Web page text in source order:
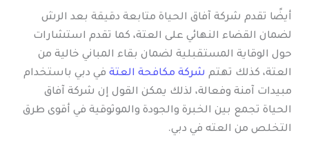
أيضًا تقدم شركة آفاق الحياة متابعة دقيقة بعد الرش
لضمان القضاء النهائي على العتة، كما تقدم استشارات
حول الوقاية المستقبلية لضمان بقاء المباني خالية من
العتة، كذلك تهتم شركة مكافحة العتة في دبي باستخدام
مبيدات آمنة وفعالة، لذلك يمكن القول إن شركة آفاق
الحياة تجمع بين الخبرة والجودة والموثوقية في أقوى طرق
التخلص من العته في دبي.